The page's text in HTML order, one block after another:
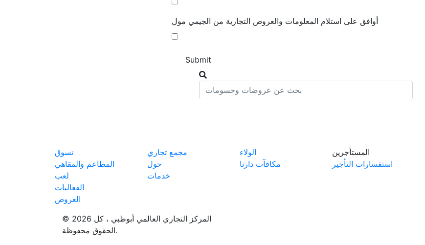
أوافق على استلام المعلومات والعروض التجارية من الجيمي مول
تسوق
المطاعم والمقاهي
لعب
الفعاليات
العروض
مجمع تجاري
حول
خدمات
الولاء
مكافآت دارنا
المستأجرين
استفسارات التأجير
© 2026 المركز التجاري العالمي أبوظبي ، كل
الحقوق محفوظة.